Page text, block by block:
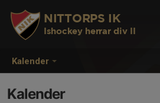
Kalender
NITTORPS IK
Ishockey herrar div II
Kalender